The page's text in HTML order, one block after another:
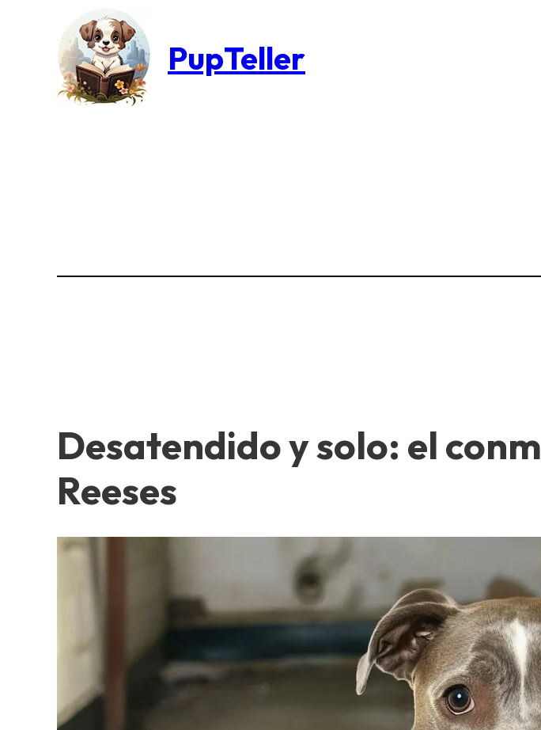
PupTeller
Desatendido y solo: el
Reeses